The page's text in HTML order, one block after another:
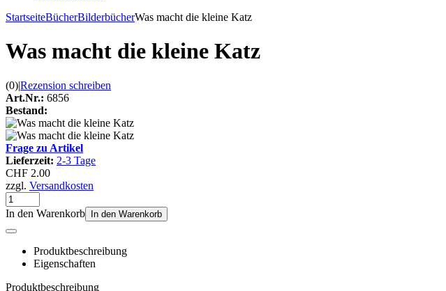
StartseiteBücherBilderbücherWas macht die kleine Katz
Was macht die kleine Katz
(0)|Rezension schreiben
Art.Nr.: 6856
Bestand:
Frage zu Artikel
Lieferzeit: 2-3 Tage
CHF 2.00
zzgl. Versandkosten
In den Warenkorb In den Warenkorb
Produktbeschreibung
Eigenschaften
Produktbeschreibung